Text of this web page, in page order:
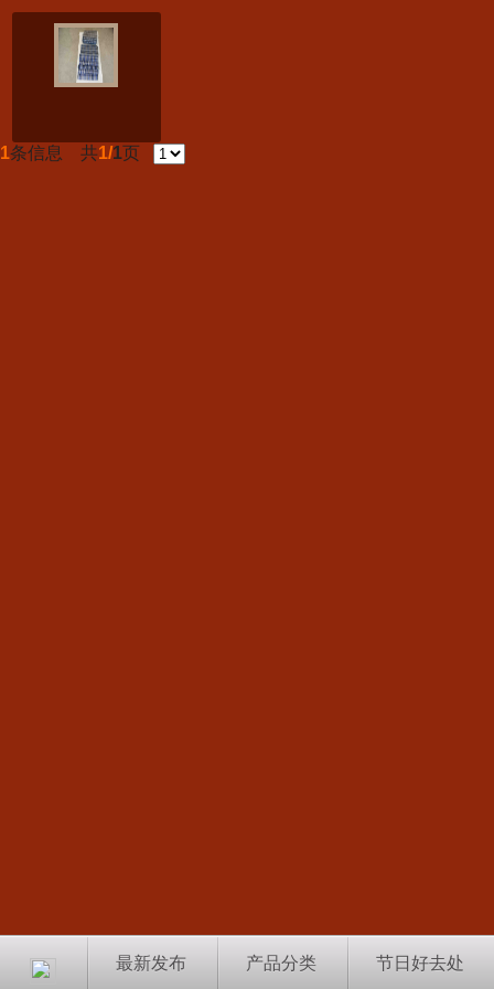
1条信息 共1/1页
最新发布 产品分类 节日好去处